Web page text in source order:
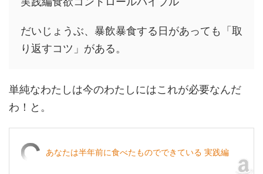
だいじょうぶ、暴飲暴食する日があっても「取
り返すコツ」がある。
単純なわたしは今のわたしにはこれが必要なんだ
わ！と。
あなたは半年前に食べたものでできている 実践編